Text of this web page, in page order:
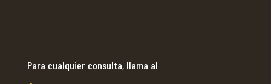
Para cualquier consulta, llama al